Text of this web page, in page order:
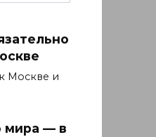
Москве и
мира — в